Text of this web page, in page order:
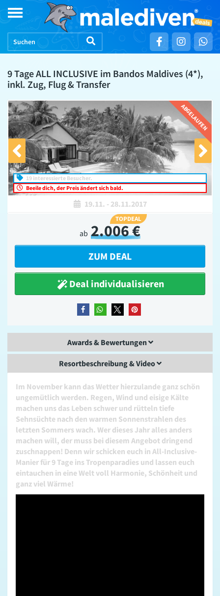
Skip
Toggle
navigation
9 Tage ALL INCLUSIVE im Bandos Maldives (4*),
inkl. Zug, Flug & Transfer
ABGELAUFEN
19.11. - 28.11.2017
19 interessierte Besucher.
Beeile dich, der Preis ändert sich bald.
ab 2.006 €
TOPDEAL
ZUM DEAL
Deal individualisieren
Awards & Bewertungen
Resortbeschreibung & Video
Im November kann das Wetter hierzulande ganz schön
ungemütlich werden. Regen, Wind und eisige Kälte
machen uns das Leben schwer und rütteln tiefe
Sehnsüchte nach den warmen Sonnenstrahlen des
letzten Sommers wach. Wer dieses Jahr alles anders
machen will, der muss bei diesem Angebot dringend
zuschnappen! Denn wir schicken euch in All-Inclusive-
Manier für 9 Tage ins Tropenparadies und lassen euch
eintauchen in eine Welt voll Harmonie, Schönheit und
ganz viel Wärme!